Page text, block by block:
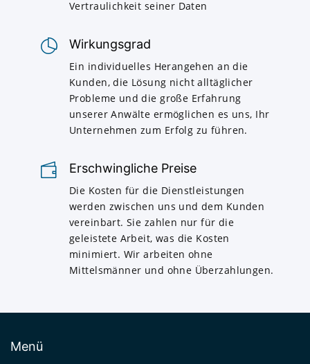
Vertraulichkeit seiner Daten
Wirkungsgrad
Ein individuelles Herangehen an die
Kunden, die Lösung nicht alltäglicher
Probleme und die große Erfahrung
unserer Anwälte ermöglichen es uns, Ihr
Unternehmen zum Erfolg zu führen.
Erschwingliche Preise
Die Kosten für die Dienstleistungen
werden zwischen uns und dem Kunden
vereinbart. Sie zahlen nur für die
geleistete Arbeit, was die Kosten
minimiert. Wir arbeiten ohne
Mittelsmänner und ohne Überzahlungen.
Menü